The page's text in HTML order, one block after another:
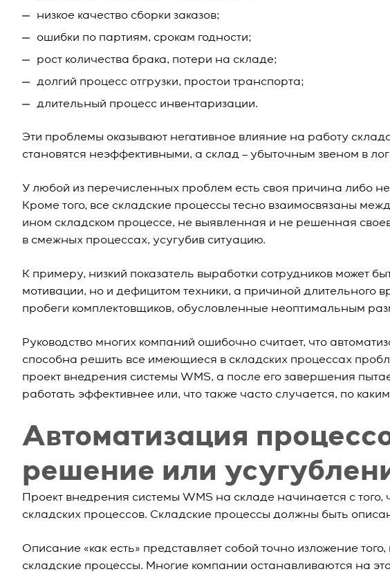
низкое качество сборки заказов;
ошибки по партиям, срокам годности;
рост количества брака, потери на складе;
долгий процесс отгрузки, простои транспорта;
длительный процесс инвентаризации.
Эти проблемы оказывают негативное влияние на работу
становятся неэффективными, а склад – убыточным звеном в
У любой из перечисленных проблем есть своя причина либо
Кроме того, все складские процессы тесно взаимосвязаны
ином складском процессе, не выявленная и не решенная
в смежных процессах, усугубив ситуацию.
К примеру, низкий показатель выработки сотрудников может
мотивации, но и дефицитом техники, а причиной длительного
пробеги комплектовщиков, обусловленные неоптимальным
Руководство многих компаний ошибочно считает, что
способна решить все имеющиеся в складских процессах
проект внедрения системы WMS, а после его завершения
работать эффективнее или, что также часто случается, по
Автоматизация
решение или
Проект внедрения системы WMS на складе начинается с
складских процессов. Складские процессы должны быть
Описание «как есть» представляет собой точно изложение
складские процессы. Многие компании останавливаются на